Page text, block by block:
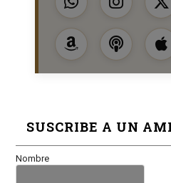
SUSCRIBE A UN
Nombre